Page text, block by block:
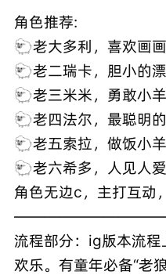
角色推荐:
🐑老大多利，喜欢画
🐑老二瑞卡，胆小的
🐑老三米米，勇敢小
🐑老四法尔，最聪明
🐑老五索拉，做饭小
🐑老六希多，人见人
角色无边c，主打互动
流程部分：ig版本流
欢乐。有童年必备“老